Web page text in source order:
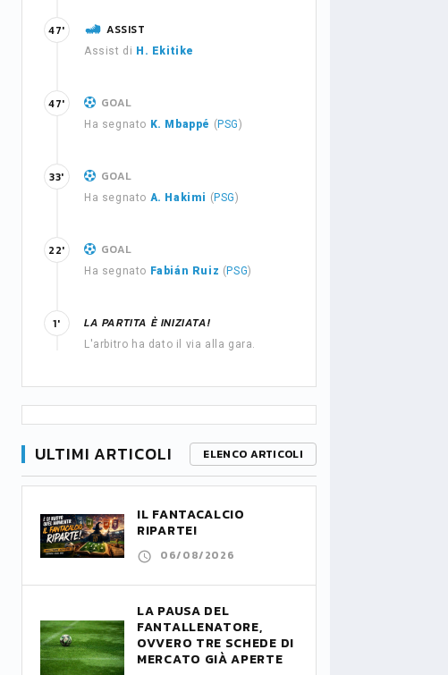
ASSIST
Assist di H. Ekitike
47'
GOAL
Ha segnato K. Mbappé ( PSG)
47'
GOAL
Ha segnato A. Hakimi ( PSG)
33'
GOAL
Ha segnato Fabián Ruiz ( PSG)
22'
LA PARTITA È INIZIATA!
L'arbitro ha dato il via alla gara.
1'
ULTIMI ARTICOLI ELENCO ARTICOLI
IL FANTACALCIO
RIPARTE!
06/08/2026
LA PAUSA DEL
FANTALLENATORE,
OVVERO TRE SCHEDE DI
MERCATO GIÀ APERTE